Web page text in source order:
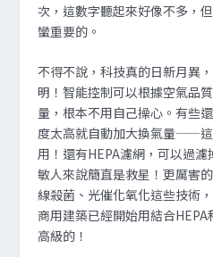
次，這數字聽起來好像不多，
蠻重要的。
不得不說，科技真的日新月異
明！智能控制可以根據空氣品
量，根本不用自己操心。有些
度太高就自動加大換氣量——
用！還有HEPA濾網，可以過
敏人來說簡直是救星！更厲害
線殺菌、光催化氧化這些技術
商用建築已經開始用結合
高級的！